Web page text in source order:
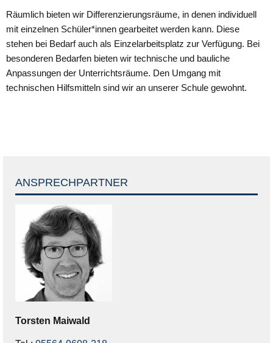
Räumlich bieten wir Differenzierungsräume, in denen individuell
mit einzelnen Schüler*innen gearbeitet werden kann. Diese
stehen bei Bedarf auch als Einzelarbeitsplatz zur Verfügung. Bei
besonderen Bedarfen bieten wir technische und bauliche
Anpassungen der Unterrichtsräume. Den Umgang mit
technischen Hilfsmitteln sind wir an unserer Schule gewohnt.
ANSPRECHPARTNER
Torsten Maiwald